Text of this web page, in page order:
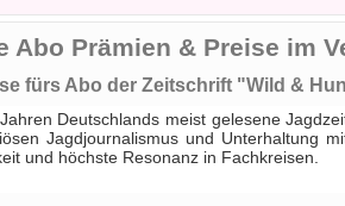
Abo Prämien & Preise im
fürs Abo der Zeitschrift "Wild &
Deutschlands meist gelesene
Jagdjournalismus und Unterhaltung
und höchste Resonanz in Fachkreisen.